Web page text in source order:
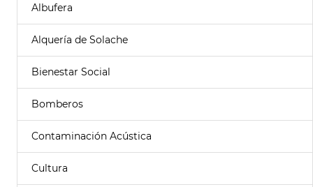
Albufera
Alquería de Solache
Bienestar Social
Bomberos
Contaminación Acústica
Cultura